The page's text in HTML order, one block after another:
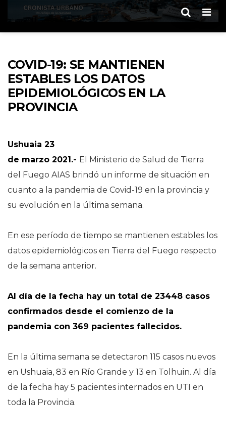
COVID-19: SE MANTIENEN
ESTABLES LOS DATOS
EPIDEMIOLÓGICOS EN LA
PROVINCIA
Ushuaia 23
de marzo 2021.- El Ministerio de Salud de Tierra
del Fuego AIAS brindó un informe de situación en
cuanto a la pandemia de Covid-19 en la provincia y
su evolución en la última semana.
En ese período de tiempo se mantienen estables los
datos epidemiológicos en Tierra del Fuego respecto
de la semana anterior.
Al día de la fecha hay un total de 23448 casos
confirmados desde el comienzo de la
pandemia con 369 pacientes fallecidos.
En la última semana se detectaron 115 casos nuevos
en Ushuaia, 83 en Río Grande y 13 en Tolhuin. Al día
de la fecha hay 5 pacientes internados en UTI en
toda la Provincia.